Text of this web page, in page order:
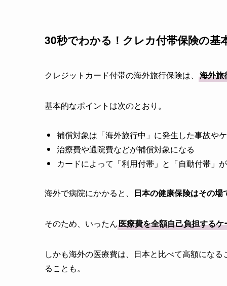
30秒でわかる！クレカ付帯保険の基
クレジットカード付帯の海外旅行保険は、 海外旅
基本的なポイントは次のとおり。
補償対象は「海外旅行中」に発生した事故や
治療費や通院費などが補償対象になる
カードによって「利用付帯」と「自動付帯」
海外で病院にかかると、 日本の健康保険はその場
そのため、いったん医療費を全額自己負担する
しかも海外の医療費は、日本と比べて高額にな
ることも。